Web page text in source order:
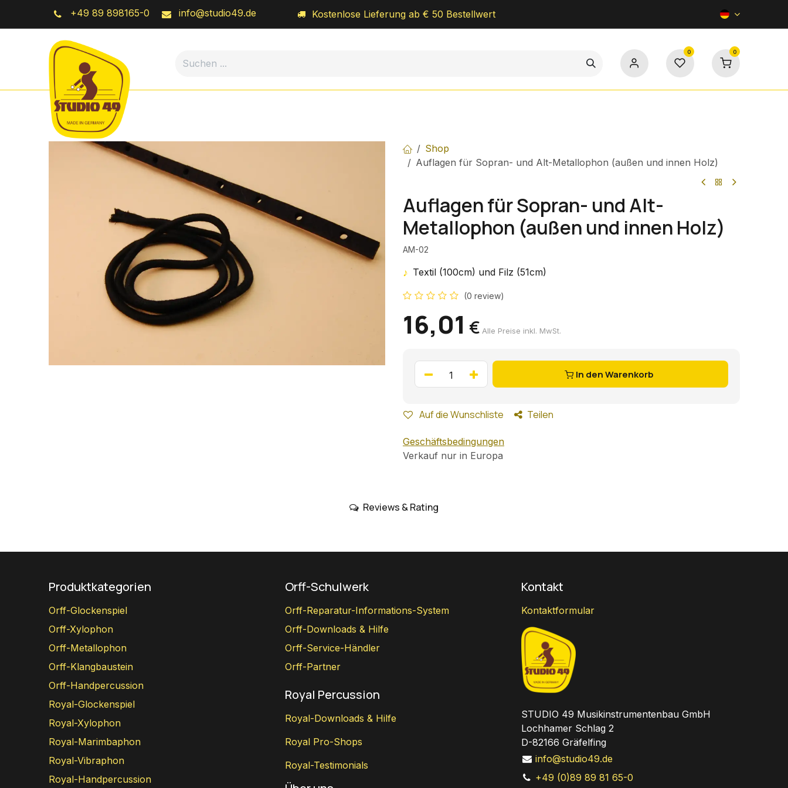
+49 89 898165-0 info@studio49.de Kostenlose Lieferung ab € 50 Bestellwert
0
0
Shop
Auflagen für Sopran- und Alt-Metallophon (außen und innen Holz)
Auflagen für Sopran- und Alt-
Metallophon (außen und innen Holz)
AM-02
♪ Textil (100cm) und Filz (51cm)
(0 review)
16,01 € Alle Preise inkl. MwSt.
In den Warenkorb
Auf die Wunschliste Teilen
Geschäftsbedingungen
Verkauf nur in Europa
Reviews & Rating
Produktkategorien
Orff-Glockenspiel
Orff-Xylophon
Orff-Metallophon
Orff-Klangbaustein
Orff-Handpercussion
Royal-Glockenspiel
Royal-Xylophon
Royal-Marimbaphon
Royal-Vibraphon
Royal-Handpercussion
Orff-Schulwerk
Orff-Reparatur-Informations-System
Orff-Downloads & Hilfe
Orff-Service-Händler
Orff-Partner
Royal Percussion
Royal-Downloads & Hilfe
Royal Pro-Shops
Royal-Testimonials
Kontakt
Kontaktformular
STUDIO 49 Musikinstrumentenbau GmbH
Lochhamer Schlag 2
D-82166 Gräfelfing
info@studio49.de
+49 (0)89 89 81 65-0